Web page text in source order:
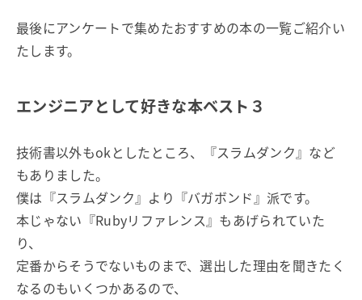
最後にアンケートで集めたおすすめの本の一覧ご紹介い
たします。
エンジニアとして好きな本ベスト３
技術書以外もokとしたところ、『スラムダンク』など
もありました。
僕は『スラムダンク』より『バガボンド』派です。
本じゃない『Rubyリファレンス』もあげられていた
り、
定番からそうでないものまで、選出した理由を聞きたく
なるのもいくつかあるので、